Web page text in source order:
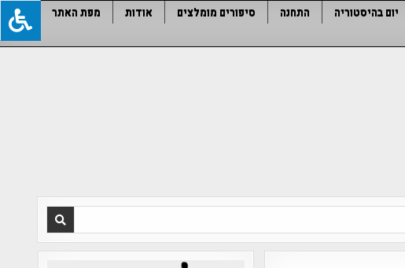
יום בהיסטוריה התחנה סיפורים מומלצים אודות
מפת האתר